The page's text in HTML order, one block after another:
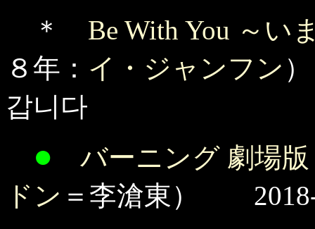
＊ Be With You ～い
８年： イ・ジャンフン
갑니다
● バーニング 劇場版
ドン ＝李滄東）